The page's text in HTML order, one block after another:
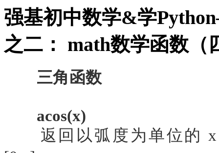
强基初中数学&学
之二： math数学函数（
三角函数
acos(x)
返回以弧度为单位的